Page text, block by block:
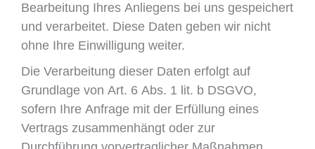
Bearbeitung Ihres Anliegens bei uns gespeichert
und verarbeitet. Diese Daten geben wir nicht
ohne Ihre Einwilligung weiter.
Die Verarbeitung dieser Daten erfolgt auf
Grundlage von Art. 6 Abs. 1 lit. b DSGVO,
sofern Ihre Anfrage mit der Erfüllung eines
Vertrags zusammenhängt oder zur